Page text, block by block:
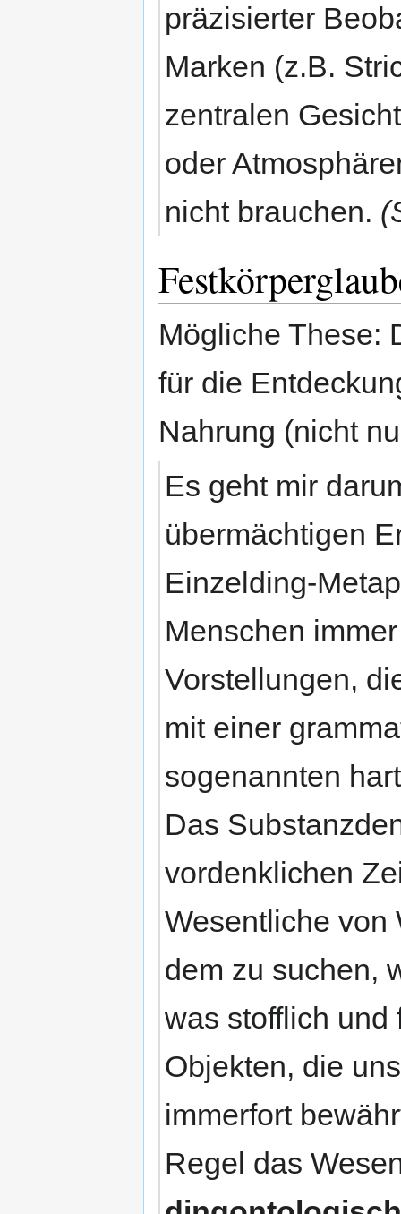
präzisierter
Marken (z.B.
zentralen
oder
nicht brauchen.
Mögliche These:
für die
Nahrung (nicht
Es geht mir
übermächtigen
Einzelding-
Menschen
Vorstellungen,
mit einer
sogenannten
Das
vordenklichen
Wesentliche von
dem zu suchen,
was stofflich und
Objekten, die
immerfort
Regel das